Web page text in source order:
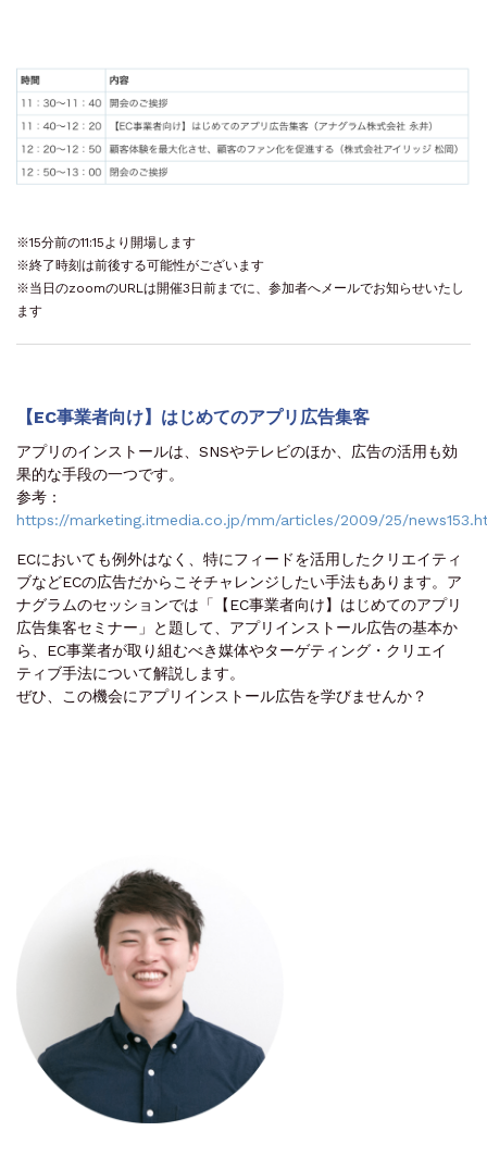
※15分前の11:15より開場します
※終了時刻は前後する可能性がございます
※当日のzoomのURLは開催3日前までに、参加者へメールでお知らせいたし
ます
【EC事業者向け】はじめてのアプリ広告集客
アプリのインストールは、SNSやテレビのほか、広告の活用も効
果的な手段の一つです。
参考：
https://marketing.itmedia.co.jp/mm/articles/2009/25/
ECにおいても例外はなく、特にフィードを活用したクリエイティ
ブなどECの広告だからこそチャレンジしたい手法もあります。ア
ナグラムのセッションでは「【EC事業者向け】はじめてのアプリ
広告集客セミナー」と題して、アプリインストール広告の基本か
ら、EC事業者が取り組むべき媒体やターゲティング・クリエイ
ティブ手法について解説します。
ぜひ、この機会にアプリインストール広告を学びませんか？